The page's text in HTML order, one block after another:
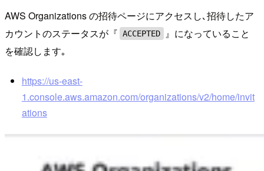
AWS Organizations の招待ページにアクセスし､招待したア
カウントのステータスが『 ACCEPTED
』になっていること
を確認します｡
https://us-east-
1.console.aws.amazon.com/organizations/v2/home/invit
ations